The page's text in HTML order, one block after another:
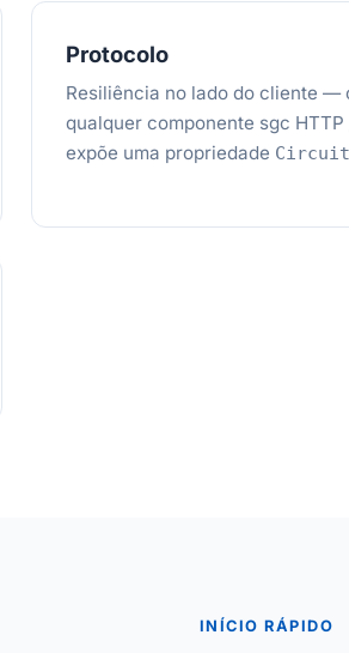
Protocolo
Resiliência no lado do cliente —
qualquer componente sgc HTTP
expõe uma propriedade
INÍCIO RÁPIDO